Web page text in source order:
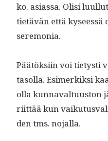
ko. asi­as­sa. Olisi
tietävän että
seremonia.
Päätök­si­in voi tietysti
tasol­la. Esimerkik­si
olla kun­naval­tu­us­ton
riit­tää kun
den tms. nojalla.